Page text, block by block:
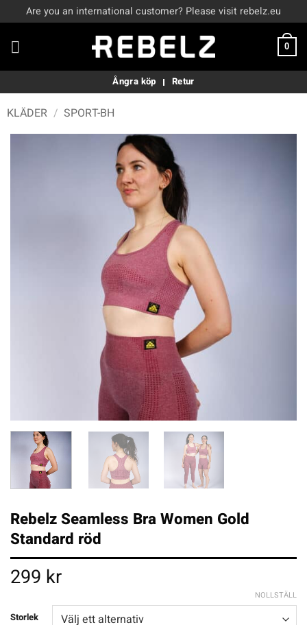
to
content
Are you an international customer? Please visit rebelz.eu
0
Ångra köp Retur
KLÄDER / SPORT-BH
Rebelz Seamless Bra Women Gold
Standard röd
299 kr
Storlek
NOLLSTÄLL